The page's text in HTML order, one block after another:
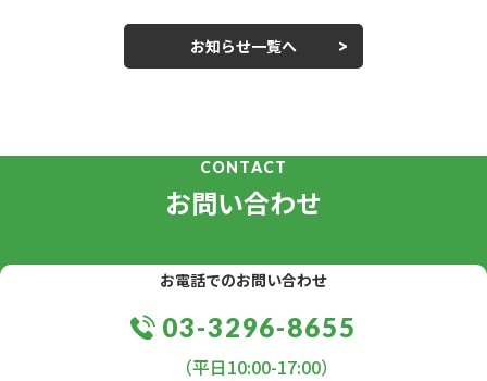
お知らせ一覧へ
CONTACT
お問い合わせ
お電話でのお問い合わせ
03-3296-8655
（平日10:00-17:00）